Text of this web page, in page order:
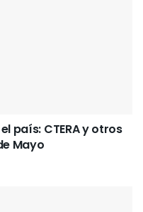
país: CTERA y otros
Mayo